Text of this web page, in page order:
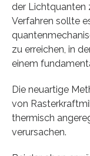
der Lichtquanten
Verfahren sollte
zu erreichen, in
einem
Die neuartige
von
thermisch
verursachen.